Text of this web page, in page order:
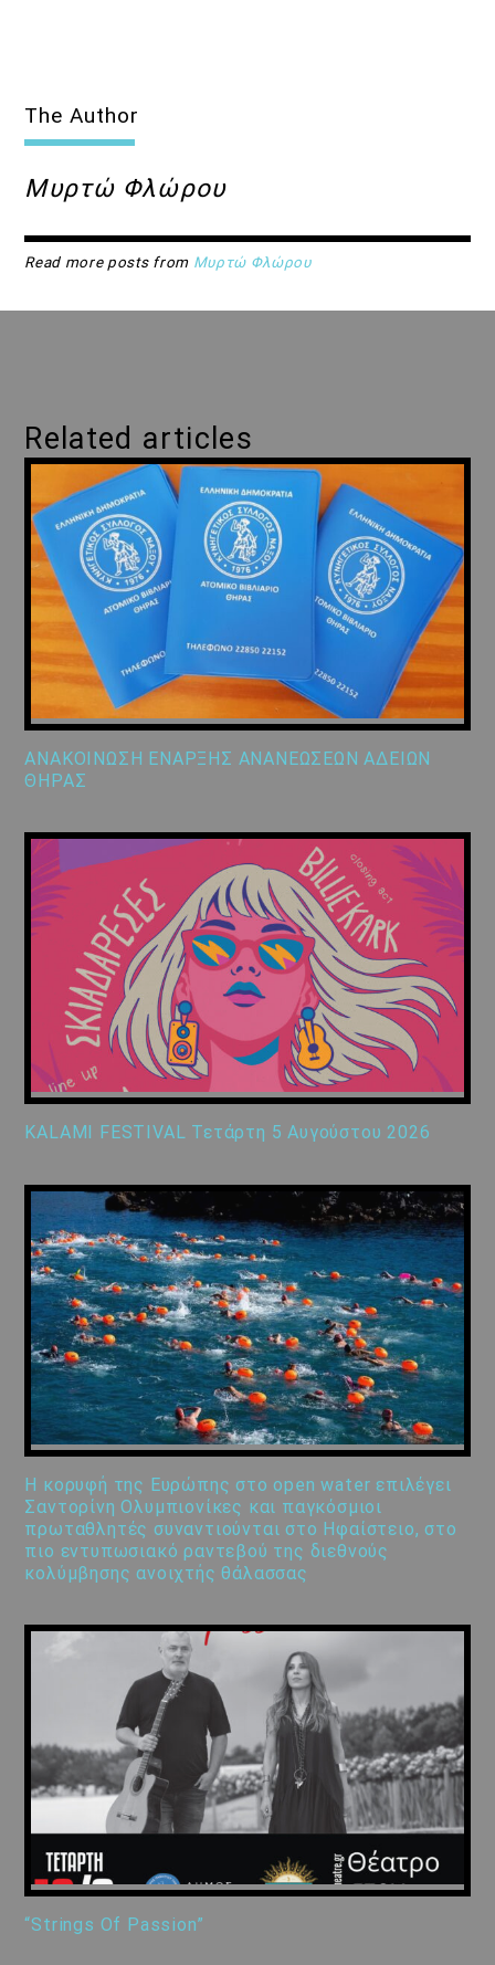
The Author
Μυρτώ Φλώρου
Read more posts from Μυρτώ Φλώρου
Related articles
ΑΝΑΚΟΙΝΩΣΗ ΕΝΑΡΞΗΣ ΑΝΑΝΕΩΣΕΩΝ ΑΔΕΙΩΝ
ΘΗΡΑΣ
KALAMI FESTIVAL Τετάρτη 5 Αυγούστου 2026
Η κορυφή της Ευρώπης στο open water επιλέγει
Σαντορίνη Ολυμπιονίκες και παγκόσμιοι
πρωταθλητές συναντιούνται στο Ηφαίστειο, στο
πιο εντυπωσιακό ραντεβού της διεθνούς
κολύμβησης ανοιχτής θάλασσας
“Strings Of Passion”